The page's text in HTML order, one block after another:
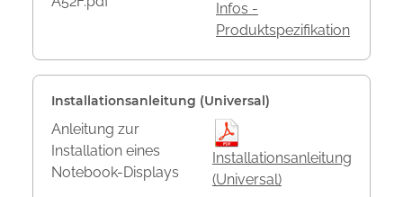
Infos -
Produktspezifikation
Installationsanleitung (Universal)
Anleitung zur
Installation eines
Notebook-Displays
Installationsanleitung
(Universal)